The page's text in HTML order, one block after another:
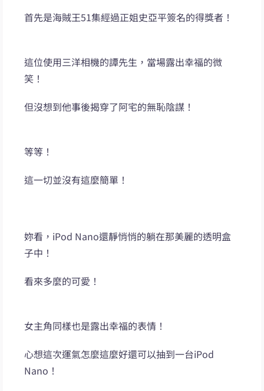
首先是海賊王51集經過正姐史亞平簽名的得獎者！
這位使用三洋相機的譚先生，當場露出幸福的微
笑！
但沒想到他事後揭穿了阿宅的無恥陰謀！
等等！
這一切並沒有這麼簡單！
妳看，iPod Nano還靜悄悄的躺在那美麗的透明盒
子中！
看來多麼的可愛！
女主角同樣也是露出幸福的表情！
心想這次運氣怎麼這麼好還可以抽到一台iPod
Nano！